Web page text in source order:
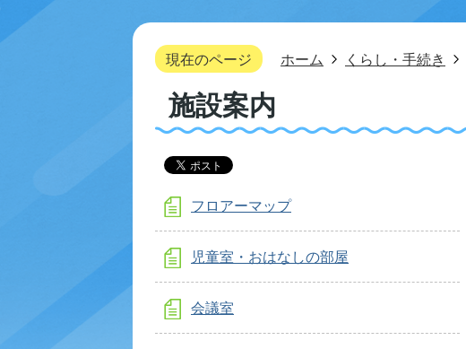
現在のページ ホーム くらし・手続き
施設案内
フロアーマップ
児童室・おはなしの部屋
会議室